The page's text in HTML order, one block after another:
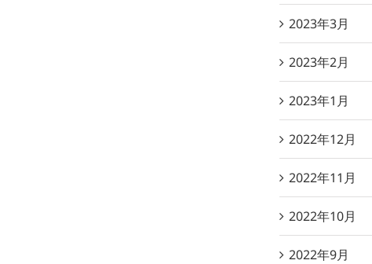
2023年3月
2023年2月
2023年1月
2022年12月
2022年11月
2022年10月
2022年9月